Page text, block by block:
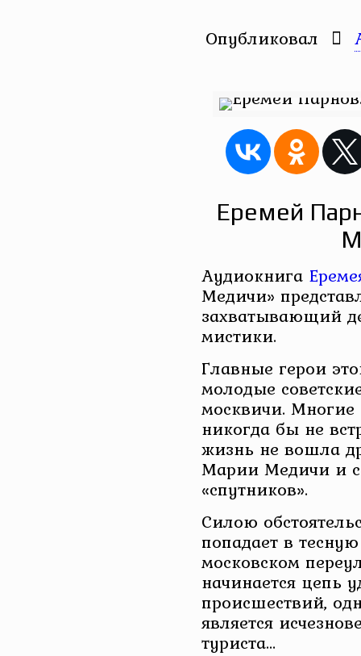
Опубликовал
Еремей
Аудиокнига
Медичи»
захватывающий
мистики.
Главные герои
молодые
москвичи.
никогда бы не
жизнь не вошла
Марии Медичи и
«спутников».
Силою
попадает в
московском
начинается цепь
происшествий,
является
туриста…